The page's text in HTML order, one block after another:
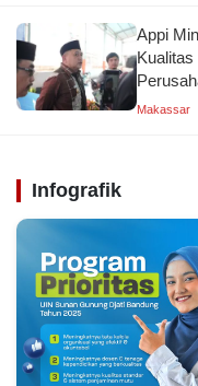
Appi
Makassar
Infografik